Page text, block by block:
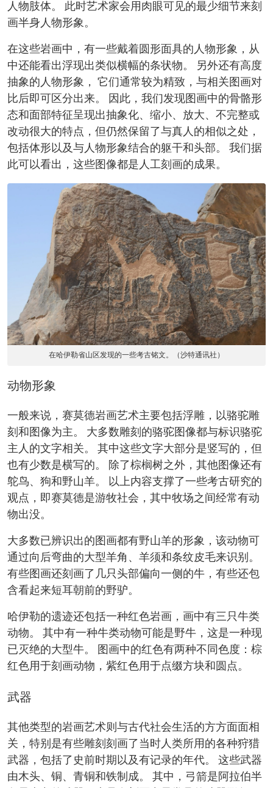
人物肢体。 此时艺术家会用肉眼可见的最少细节来刻
画半身人物形象。
在这些岩画中，有一些戴着圆形面具的人物形象，从
中还能看出浮现出类似横幅的条状物。 另外还有高度
抽象的人物形象， 它们通常较为精致，与相关图画对
比后即可区分出来。 因此，我们发现图画中的骨骼形
态和面部特征呈现出抽象化、缩小、放大、不完整或
改动很大的特点，但仍然保留了与真人的相似之处，
包括体形以及与人物形象结合的躯干和头部。 我们据
此可以看出，这些图像都是人工刻画的成果。
在哈伊勒省山区发现的一些考古铭文。（沙特通讯社）
动物形象
一般来说，赛莫德岩画艺术主要包括浮雕，以骆驼雕
刻和图像为主。 大多数雕刻的骆驼图像都与标识骆驼
主人的文字相关。 其中这些文字大部分是竖写的，但
也有少数是横写的。 除了棕榈树之外，其他图像还有
鸵鸟、狗和野山羊。 以上内容支撑了一些考古研究的
观点，即赛莫德是游牧社会，其中牧场之间经常有动
物出没。
大多数已辨识出的图画都有野山羊的形象，该动物可
通过向后弯曲的大型羊角、羊须和条纹皮毛来识别。
有些图画还刻画了几只头部偏向一侧的牛，有些还包
含看起来短耳朝前的野驴。
哈伊勒的遗迹还包括一种红色岩画，画中有三只牛类
动物。 其中有一种牛类动物可能是野牛，这是一种现
已灭绝的大型牛。 图画中的红色有两种不同色度：棕
红色用于刻画动物，紫红色用于点缀方块和圆点。
武器
其他类型的岩画艺术则与古代社会生活的方方面面相
关，特别是有些雕刻刻画了当时人类所用的各种狩猎
武器，包括了史前时期以及有记录的年代。 这些武器
由木头、铜、青铜和铁制成。 其中，弓箭是阿拉伯半